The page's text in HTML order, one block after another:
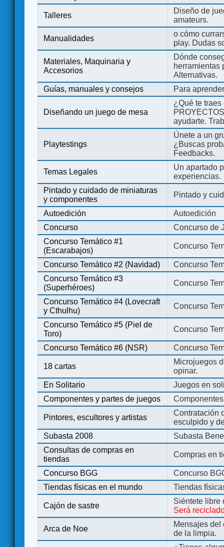
Talleres
Diseño de
amateurs.
Manualidades
o cómo
play. Dudas
Materiales, Maquinaria y
Accesorios
Dónde
herramientas
Alternativas.
Guías, manuales y consejos
Para
Diseñando un juego de mesa
¿Qué te
ayudarte.
Playtestings
Únete a un
¿Buscas
Feedbacks.
Temas Legales
Un apartado
experiencias.
Pintado y cuidado de miniaturas
y componentes
Pintado y
Autoedición
Autoedición
Concurso
Concurso de
Concurso Temático #1
(Escarabajos)
Concurso
Concurso Temático #2 (Navidad)
Concurso
Concurso Temático #3
(Superhéroes)
Concurso
Concurso Temático #4 (Lovecraft
y Cthulhu)
Concurso
Concurso Temático #5 (Piel de
Toro)
Concurso
Concurso Temático #6 (NSR) Concurso
18 cartas
Microjuegos
opinar.
En Solitario
Juegos en
Componentes y partes de juegos
Pintores, escultores y artistas
Contratación
esculpido y
Subasta 2008
Subasta
Consultas de compras en
tiendas
Compras en
Concurso BGG
Concurso
Tiendas físicas en el mundo
Tiendas
Cajón de sastre
Siéntete libre
Será
Arca de Noe
Mensajes del
de la limpia.